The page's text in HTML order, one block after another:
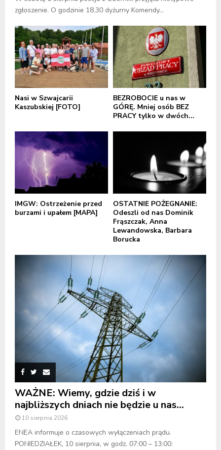
zgłoszenie. O godzinie 18.30 dyżurny Komendy...
Nasi w Szwajcarii
Kaszubskiej [FOTO]
BEZROBOCIE u nas w
GÓRĘ. Mniej osób BEZ
PRACY tylko w dwóch...
IMGW: Ostrzeżenie przed
burzami i upałem [MAPA]
OSTATNIE POŻEGNANIE:
Odeszli od nas Dominik
Frąszczak, Anna
Lewandowska, Barbara
Borucka
WAŻNE: Wiemy, gdzie dziś i w
najbliższych dniach nie będzie u nas...
10 sierpnia 2026
ENEA informuje o czasowych wyłączeniach prądu.
PONIEDZIAŁEK, 10 sierpnia, w godz. 07:00 – 13:00: